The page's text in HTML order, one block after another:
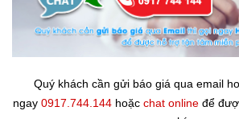
Quý khách cần gửi báo giá qua email
ngay 0917.744.144 hoặc chat online để